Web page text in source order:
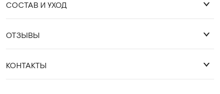
СОСТАВ И УХОД
92% хлопок 8% лайкра
Деликатная стирка 30 градусов.
ОТЗЫВЫ
КОНТАКТЫ